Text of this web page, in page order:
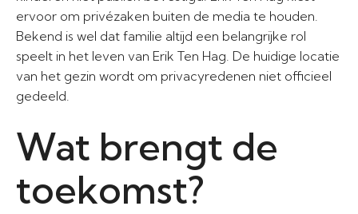
ervoor om privézaken buiten de media te houden.
Bekend is wel dat familie altijd een belangrijke rol
speelt in het leven van Erik Ten Hag. De huidige locatie
van het gezin wordt om privacyredenen niet officieel
gedeeld.
Wat brengt de
toekomst?